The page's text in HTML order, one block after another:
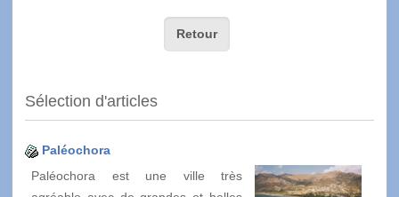
Retour
Sélection d'articles
Paléochora
Paléochora est une ville très